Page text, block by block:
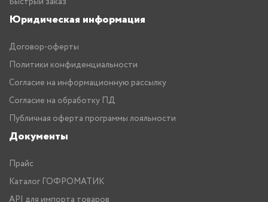
Юридическая информация
Договор-оферты
Политики конфиденциальности
Согласие на информационную рассылку
Согласие на обработку ПД
Публичная оферта программы лояльности
Документы
Прайс
Каталог ГОФРОМАТИК
API для импорта товаров